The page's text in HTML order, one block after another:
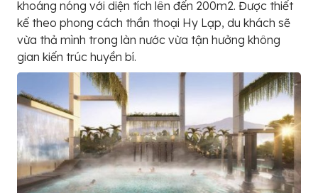
khoáng nóng với diện tích lên đến 200m2. Được thiết
kế theo phong cách thần thoại Hy Lạp, du khách sẽ
vừa thả mình trong làn nước vừa tận hưởng không
gian kiến trúc huyền bí.